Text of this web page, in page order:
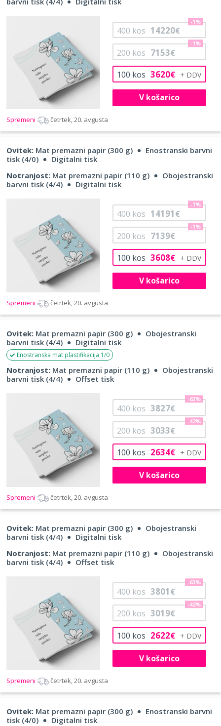
100 kos 3620€
200 kos 7153€
-1%
400 kos 14220€
-1%
V košarico
Spremeni četrtek, 20. avgusta
Ovitek: Mat premazni papir (300 g)
Enostranski barvni
tisk (4/0)
Digitalni tisk
Notranjost: Mat premazni papir (110 g)
Obojestranski
barvni tisk (4/4)
Digitalni tisk
100 kos 3608€
200 kos 7139€
-1%
400 kos 14191€
-1%
V košarico
Spremeni četrtek, 20. avgusta
Ovitek: Mat premazni papir (300 g)
Obojestranski
barvni tisk (4/4)
Digitalni tisk
Enostranska mat plastifikacija 1/0
Notranjost: Mat premazni papir (110 g)
Obojestranski
barvni tisk (4/4)
Offset tisk
100 kos 2634€
200 kos 3033€
-42%
400 kos 3827€
-63%
V košarico
Spremeni četrtek, 20. avgusta
Ovitek: Mat premazni papir (300 g)
Obojestranski
barvni tisk (4/4)
Digitalni tisk
Notranjost: Mat premazni papir (110 g)
Obojestranski
barvni tisk (4/4)
Offset tisk
100 kos 2622€
200 kos 3019€
-42%
400 kos 3801€
-63%
V košarico
Spremeni četrtek, 20. avgusta
Ovitek: Mat premazni papir (300 g)
Enostranski barvni
tisk (4/0)
Digitalni tisk